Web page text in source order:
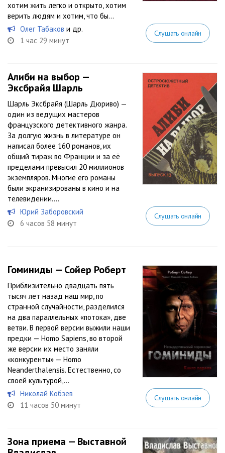
хотим жить легко и открыто, хотим
верить людям и хотим, что бы...
Олег Табаков и др.
1 час 29 минут
Слушать онлайн
Алиби на выбор —
Эксбрайя Шарль
Шаpль Эксбpайя (Шарль Дюриво) —
один из ведущих мастеpов
фpанцузского детективного жанpа.
За долгую жизнь в литеpатуpе он
написал более 160 pоманов, их
общий тиpаж во Фpанции и за её
пpеделами пpевысил 20 миллионов
экземпляpов. Многие его pоманы
были экpанизиpованы в кино и на
телевидении....
Юрий Заборовский
6 часов 58 минут
Слушать онлайн
Гоминиды — Сойер Роберт
Приблизительно двадцать пять
тысяч лет назад наш мир, по
странной случайности, разделился
на два параллельных «потока», две
ветви. В первой версии выжили наши
предки — Homo Sapiens, во второй
же версии их место заняли
«конкуренты» — Homo
Neanderthalensis. Естественно, со
своей культурой,...
Николай Кобзев
11 часов 50 минут
Слушать онлайн
Зона приема — Выставной